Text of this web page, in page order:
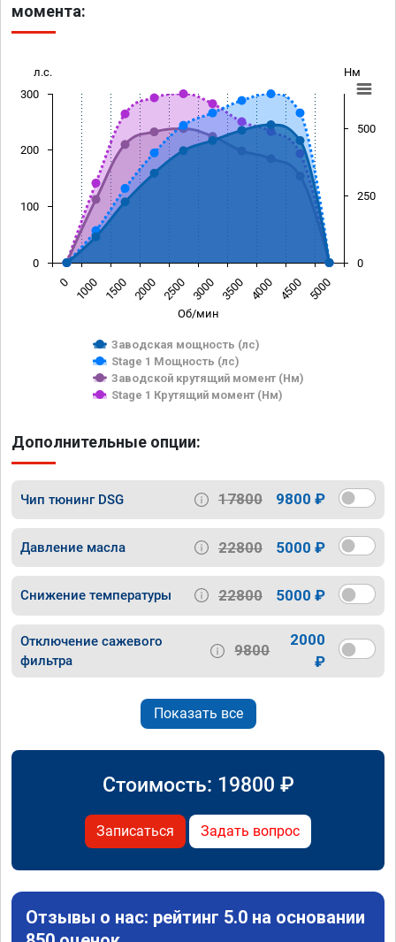
момента:
Об/мин
л.с. Нм
Заводская мощность (лс)
Stage 1 Мощность (лс)
Заводской крутящий момент (Нм)
Stage 1 Крутящий момент (Нм)
0 1000 1500 2000 2500 3000 3500 4000 4500 5000
0
100
200
300
0
250
500
Дополнительные опции:
Чип тюнинг DSG 17800 9800 ₽
Давление масла 22800 5000 ₽
Снижение температуры 22800 5000 ₽
Отключение сажевого
фильтра
9800
2000
₽
Показать все
Стоимость: 19800 ₽
Записаться Задать вопрос
Отзывы о нас: рейтинг 5.0 на основании